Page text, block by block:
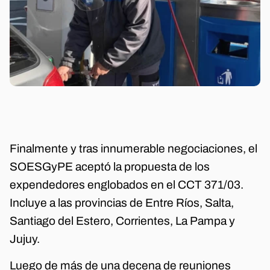
Finalmente y tras innumerable negociaciones, el
SOESGyPE aceptó la propuesta de los
expendedores englobados en el CCT 371/03.
Incluye a las provincias de Entre Ríos, Salta,
Santiago del Estero, Corrientes, La Pampa y
Jujuy.
Luego de más de una decena de reuniones